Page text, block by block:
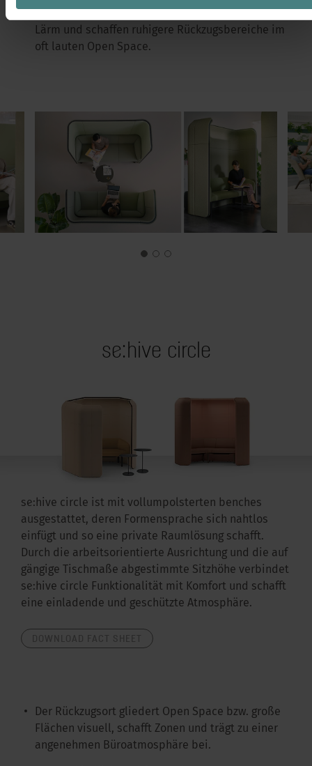
Lärm und schaffen ruhigere Rückzugsbereiche im
oft lauten Open Space.
se:hive circle
se:hive circle ist mit vollumpolsterten benches
ausgestattet, deren Formensprache sich nahtlos
einfügt und so eine private Raumlösung schafft.
Durch die arbeitsorientierte Ausrichtung und die auf
gängige Tischmaße abgestimmte Sitzhöhe verbindet
se:hive circle Funktionalität mit Komfort und schafft
eine einladende und geschützte Atmosphäre.
Der Rückzugsort gliedert Open Space bzw. große
Flächen visuell, schafft Zonen und trägt zu einer
angenehmen Büroatmosphäre bei.